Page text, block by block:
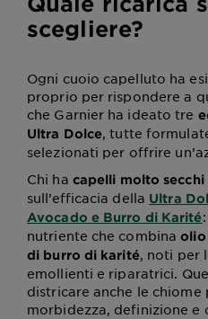
scegliere?
Ogni cuoio capelluto ha
proprio per rispondere a
che Garnier ha ideato tre
Ultra Dolce, tutte
selezionati per offrire
Chi ha capelli molto secchi
sull’efficacia della Ultra
Avocado e Burro di Karité
nutriente che combinaolio
di burro di karité, noti per
emollienti e riparatrici.
districare anche le
morbidezza, definizione